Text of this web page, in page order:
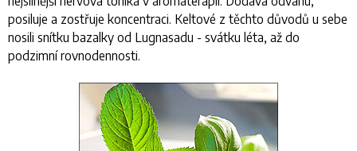
posiluje a zostřuje koncentraci. Keltové z těchto důvodů u sebe
nosili snítku bazalky od Lugnasadu - svátku léta, až do
podzimní rovnodennosti.